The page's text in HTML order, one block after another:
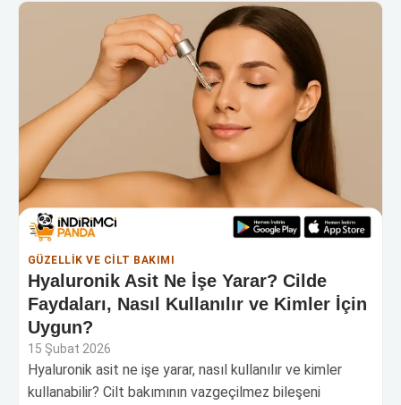
GÜZELLIK VE CILT BAKIMI
Hyaluronik Asit Ne İşe Yarar? Cilde
Faydaları, Nasıl Kullanılır ve Kimler İçin
Uygun?
15 Şubat 2026
Hyaluronik asit ne işe yarar, nasıl kullanılır ve kimler
kullanabilir? Cilt bakımının vazgeçilmez bileşeni